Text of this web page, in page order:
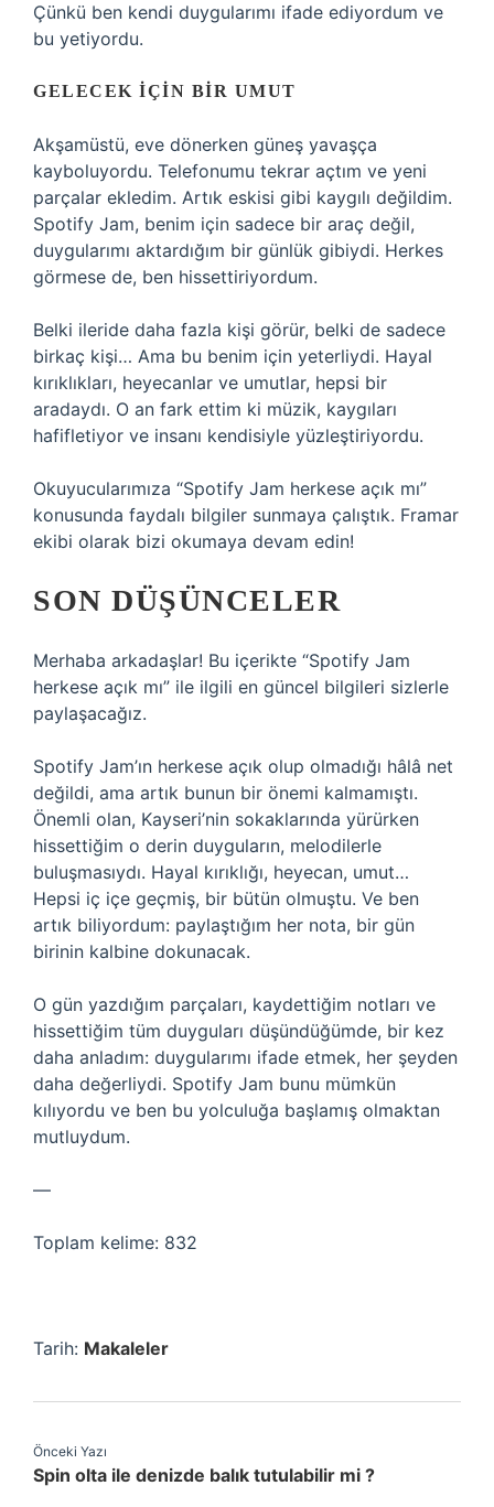
Çünkü ben kendi duygularımı ifade ediyordum ve
bu yetiyordu.
GELECEK İÇIN BIR UMUT
Akşamüstü, eve dönerken güneş yavaşça
kayboluyordu. Telefonumu tekrar açtım ve yeni
parçalar ekledim. Artık eskisi gibi kaygılı değildim.
Spotify Jam, benim için sadece bir araç değil,
duygularımı aktardığım bir günlük gibiydi. Herkes
görmese de, ben hissettiriyordum.
Belki ileride daha fazla kişi görür, belki de sadece
birkaç kişi… Ama bu benim için yeterliydi. Hayal
kırıklıkları, heyecanlar ve umutlar, hepsi bir
aradaydı. O an fark ettim ki müzik, kaygıları
hafifletiyor ve insanı kendisiyle yüzleştiriyordu.
Okuyucularımıza “Spotify Jam herkese açık mı”
konusunda faydalı bilgiler sunmaya çalıştık. Framar
ekibi olarak bizi okumaya devam edin!
SON DÜŞÜNCELER
Merhaba arkadaşlar! Bu içerikte “Spotify Jam
herkese açık mı” ile ilgili en güncel bilgileri sizlerle
paylaşacağız.
Spotify Jam’ın herkese açık olup olmadığı hâlâ net
değildi, ama artık bunun bir önemi kalmamıştı.
Önemli olan, Kayseri’nin sokaklarında yürürken
hissettiğim o derin duyguların, melodilerle
buluşmasıydı. Hayal kırıklığı, heyecan, umut…
Hepsi iç içe geçmiş, bir bütün olmuştu. Ve ben
artık biliyordum: paylaştığım her nota, bir gün
birinin kalbine dokunacak.
O gün yazdığım parçaları, kaydettiğim notları ve
hissettiğim tüm duyguları düşündüğümde, bir kez
daha anladım: duygularımı ifade etmek, her şeyden
daha değerliydi. Spotify Jam bunu mümkün
kılıyordu ve ben bu yolculuğa başlamış olmaktan
mutluydum.
—
Toplam kelime: 832
Tarih: Makaleler
Önceki Yazı
Spin olta ile denizde balık tutulabilir mi ?